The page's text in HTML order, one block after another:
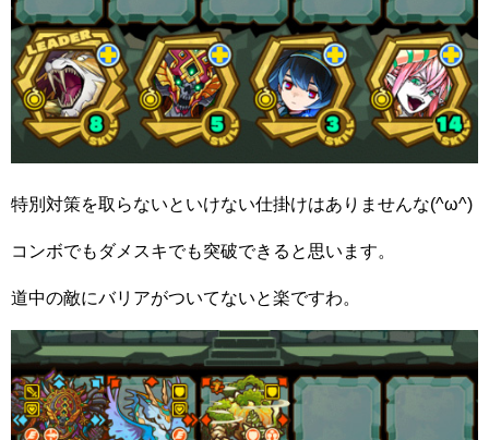
特別対策を取らないといけない仕掛けはありませんな(^ω^)
コンボでもダメスキでも突破できると思います。
道中の敵にバリアがついてないと楽ですわ。